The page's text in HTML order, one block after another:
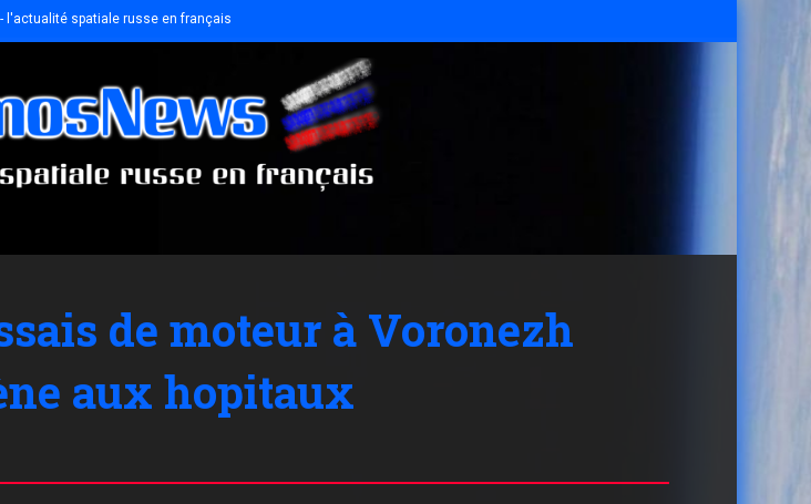
l'actualité spatiale russe en français
de moteur à Voronezh
aux hopitaux